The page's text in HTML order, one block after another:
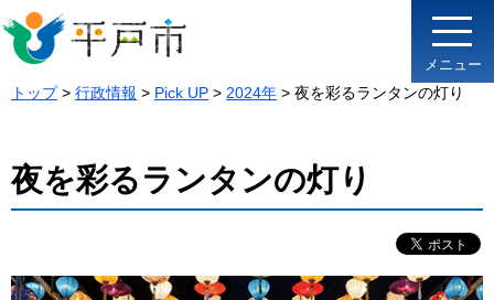
メニュー
トップ> 行政情報 > Pick UP > 2024年 > 夜を彩るランタンの灯り
夜を彩るランタンの灯り